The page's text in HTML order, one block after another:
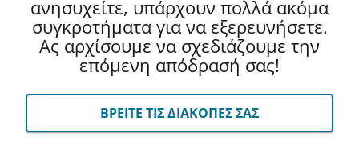
ανησυχείτε, υπάρχουν πολλά ακόμα
συγκροτήματα για να εξερευνήσετε.
Ας αρχίσουμε να σχεδιάζουμε την
επόμενη απόδρασή σας!
ΒΡΕΙΤΕ ΤΙΣ ΔΙΑΚΟΠΕΣ ΣΑΣ